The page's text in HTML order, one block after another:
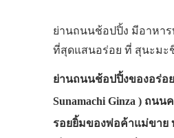
ย่านถนนช้อปปิ้ง มีอาหา
ที่สุดแสนอร่อย ที่ สุนะมะ
ย่านถนนช้อปปิ้งของอร่อ
Sunamachi Ginza ) ถนน
รอยยิ้มของพ่อค้าแม่ขาย